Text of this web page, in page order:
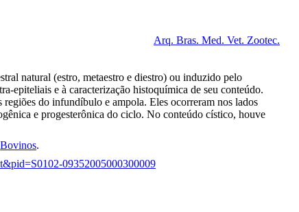
Arq. Bras. Med. Vet. Zootec.
natural (estro, metaestro e diestro) ou induzido pelo
epiteliais e à caracterização histoquímica de seu conteúdo.
do infundíbulo e ampola. Eles ocorreram nos lados
e progesterônica do ciclo. No conteúdo cístico, houve
Bovinos.
09352005000300009